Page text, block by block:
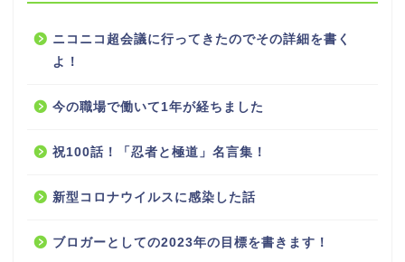
ニコニコ超会議に行ってきたのでその詳細を書く
よ！
今の職場で働いて1年が経ちました
祝100話！「忍者と極道」名言集！
新型コロナウイルスに感染した話
ブロガーとしての2023年の目標を書きます！